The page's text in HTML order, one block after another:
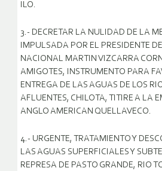
ILO.
3.- DECRETAR LA NULIDAD DE LA
IMPULSADA POR EL PRESIDENTE
NACIONAL MARTIN VIZCARRA
AMIGOTES, INSTRUMENTO PARA
ENTREGA DE LAS AGUAS DE LOS
AFLUENTES, CHILOTA, TITIRE A LA
ANGLO AMERICAN QUELLAVECO.
4.- URGENTE, TRATAMIENTO Y
LAS AGUAS SUPERFICIALES Y
REPRESA DE PASTO GRANDE, RIO